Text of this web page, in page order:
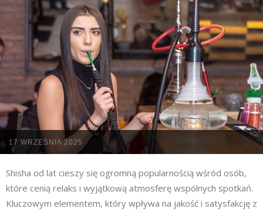
17 WRZEŚNIA 2025
Shisha od lat cieszy się ogromną popularnością wśród osób,
które cenią relaks i wyjątkową atmosferę wspólnych spotkań.
Kluczowym elementem, który wpływa na jakość i satysfakcję z